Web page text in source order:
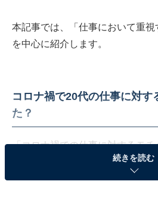
本記事では、「仕事において重視
を中心に紹介します。
コロナ禍で20代の仕事に対す
た？
「コロナ禍での仕事に対するモ
尋ねたところ、「変化あり」と答
57.1％、「変化なし」と答えた
続きを読む